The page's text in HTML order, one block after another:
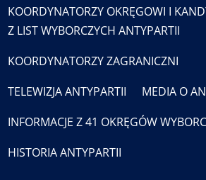
KOORDYNATORZY OKRĘGOWI I
Z LIST WYBORCZYCH ANTYPARTII
KOORDYNATORZY ZAGRANICZNI
TELEWIZJA ANTYPARTII
MEDIA O
INFORMACJE Z 41 OKRĘGÓW
HISTORIA ANTYPARTII